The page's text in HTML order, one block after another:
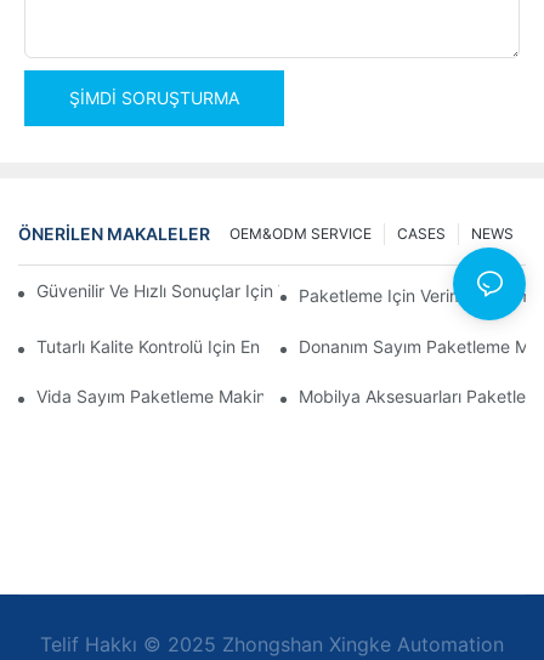
ŞIMDI SORUŞTURMA
ÖNERILEN MAKALELER NEWS
CASES
OEM&ODM SERVICE
Güvenilir Ve Hızlı Sonuçlar Için Vida Sayım Paketleme Makineleri
Paketleme Için Verimli
Tutarlı Kalite Kontrolü Için En İyi Donanım Paketleme Makineleri
Donanım Sayım Paketleme
Vida Sayım Paketleme Makineleri: Verimli Paketleme İçin En İyi
Mobilya Aksesuarları
Telif Hakkı © 2025 Zhongshan Xingke Automation